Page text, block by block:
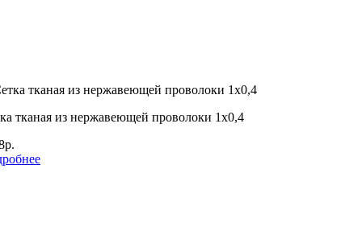
тканая из нержавеющей проволоки 1х0,4